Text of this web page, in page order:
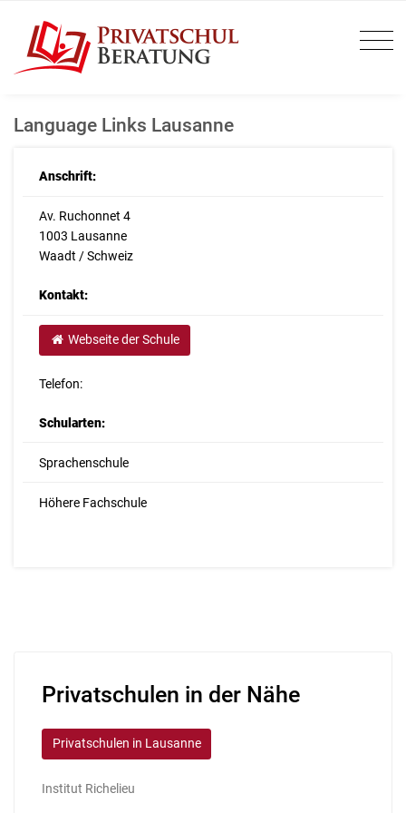
Language Links Lausanne
Anschrift:
Av. Ruchonnet 4
1003 Lausanne
Waadt / Schweiz
Kontakt:
Webseite der Schule
Telefon:
Schularten:
Sprachenschule
Höhere Fachschule
Privatschulen in der Nähe
Privatschulen in Lausanne
Institut Richelieu